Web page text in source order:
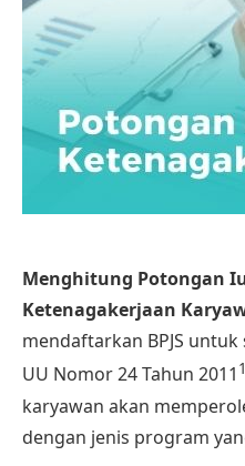
Menghitung Potongan
Ketenagakerjaan
mendaftarkan BPJS
UU Nomor 24 Tahun 2011 1
karyawan akan
dengan jenis program